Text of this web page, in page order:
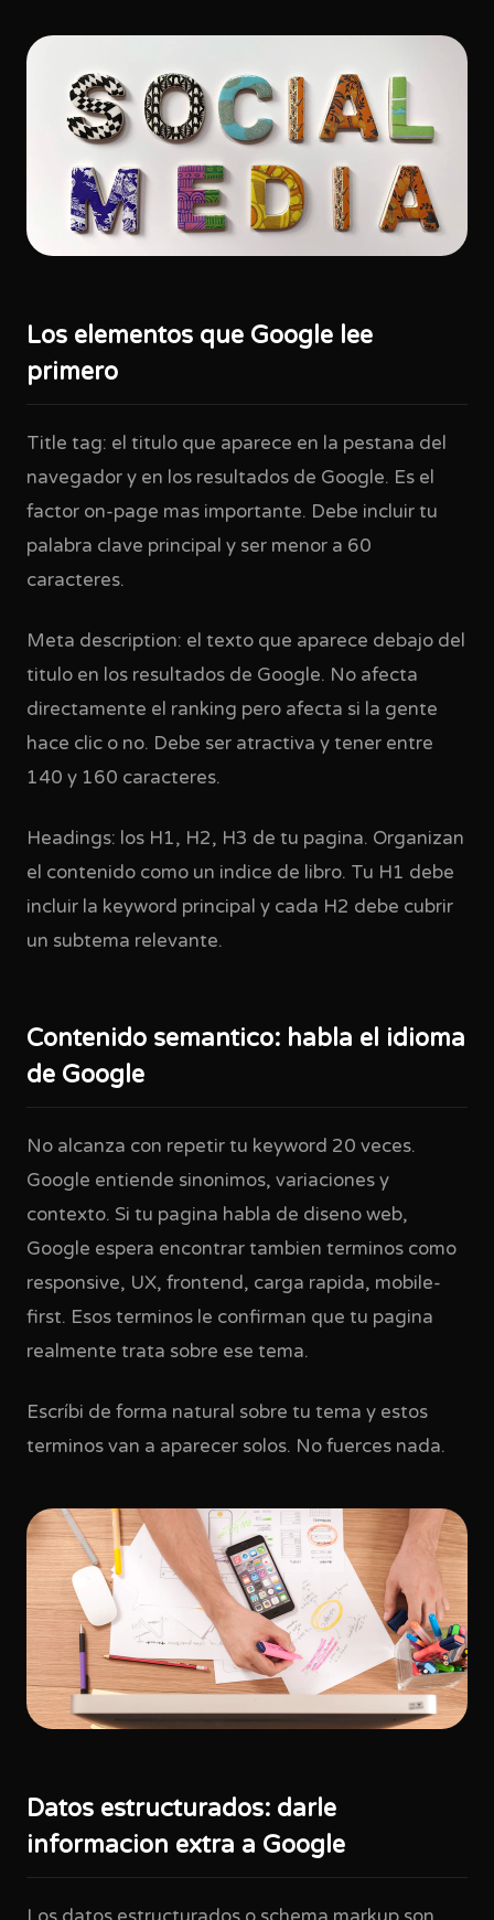
Los elementos que Google lee
primero
Title tag: el titulo que aparece en la pestana del
navegador y en los resultados de Google. Es el
factor on-page mas importante. Debe incluir tu
palabra clave principal y ser menor a 60
caracteres.
Meta description: el texto que aparece debajo del
titulo en los resultados de Google. No afecta
directamente el ranking pero afecta si la gente
hace clic o no. Debe ser atractiva y tener entre
140 y 160 caracteres.
Headings: los H1, H2, H3 de tu pagina. Organizan
el contenido como un indice de libro. Tu H1 debe
incluir la keyword principal y cada H2 debe cubrir
un subtema relevante.
Contenido semantico: habla el idioma
de Google
No alcanza con repetir tu keyword 20 veces.
Google entiende sinonimos, variaciones y
contexto. Si tu pagina habla de diseno web,
Google espera encontrar tambien terminos como
responsive, UX, frontend, carga rapida, mobile-
first. Esos terminos le confirman que tu pagina
realmente trata sobre ese tema.
Escríbi de forma natural sobre tu tema y estos
terminos van a aparecer solos. No fuerces nada.
Datos estructurados: darle
informacion extra a Google